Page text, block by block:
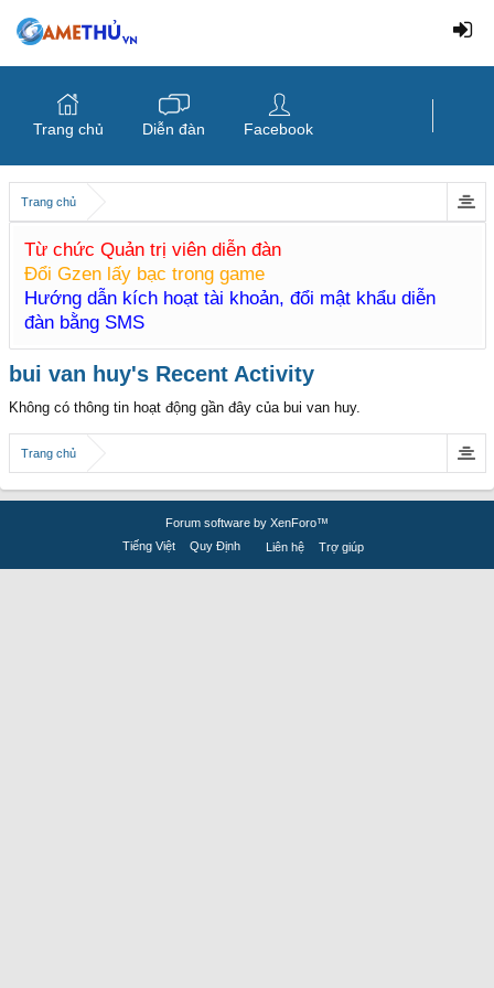
Trang chủ
Từ chức Quản trị viên diễn đàn
Đổi Gzen lấy bạc trong game
Hướng dẫn kích hoạt tài khoản, đổi mật khẩu diễn
đàn bằng SMS
bui van huy's Recent Activity
Không có thông tin hoạt động gần đây của bui van huy.
Trang chủ
Trang chủ Diễn đàn Facebook
Forum software by XenForo™
Tiếng Việt
Quy Định Liên hệ Trợ giúp